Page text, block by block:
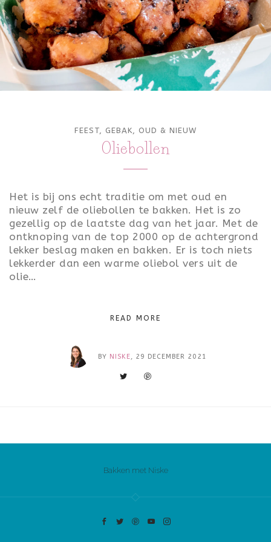
ONTBIJT
LUNCH
TOETJES
SINTERKLAAS
KERST
OUD & NIEUW
FEEST, GEBAK, OUD & NIEUW
Oliebollen
Het is bij ons echt traditie om met oud en
nieuw zelf de oliebollen te bakken. Het is zo
gezellig op de laatste dag van het jaar. Met de
ontknoping van de top 2000 op de achtergrond
lekker beslag maken en bakken. Er is toch niets
lekkerder dan een warme oliebol vers uit de
olie…
READ MORE
BY NISKE , 29 DECEMBER 2021
Bakken met Niske